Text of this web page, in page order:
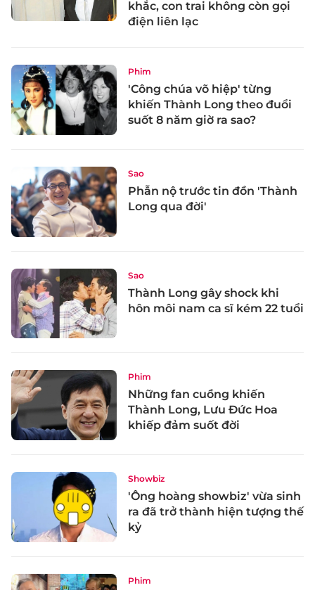
khắc, con trai không còn gọi
điện liên lạc
Phim
'Công chúa võ hiệp' từng
khiến Thành Long theo đuổi
suốt 8 năm giờ ra sao?
Sao
Phẫn nộ trước tin đồn 'Thành
Long qua đời'
Sao
Thành Long gây shock khi
hôn môi nam ca sĩ kém 22 tuổi
Phim
Những fan cuồng khiến
Thành Long, Lưu Đức Hoa
khiếp đảm suốt đời
Showbiz
'Ông hoàng showbiz' vừa sinh
ra đã trở thành hiện tượng thế
kỷ
Phim